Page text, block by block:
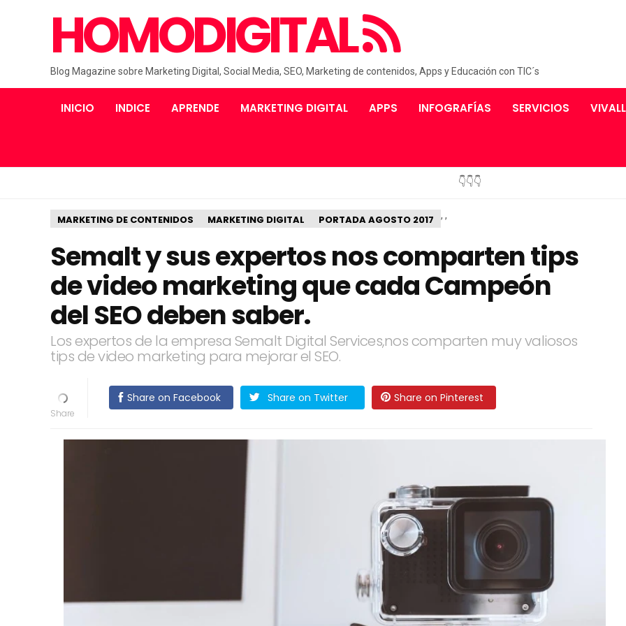
HOMODIGITAL
Blog Magazine sobre Marketing Digital, Social Media, SEO, Marketing de contenidos, Apps y Educación con TIC´s
INICIO INDICE APRENDE MARKETING DIGITAL APPS INFOGRAFÍAS SERVICIOS
👇👇👇
MARKETING DE CONTENIDOS ,
MARKETING DIGITAL ,
PORTADA AGOSTO 2017
Semalt y sus expertos nos comparten tips
de video marketing que cada Campeón
del SEO deben saber.
Los expertos de la empresa Semalt Digital Services,nos comparten muy valiosos
tips de video marketing para mejorar el SEO.
Share on Facebook Share on Twitter Share on Pinterest